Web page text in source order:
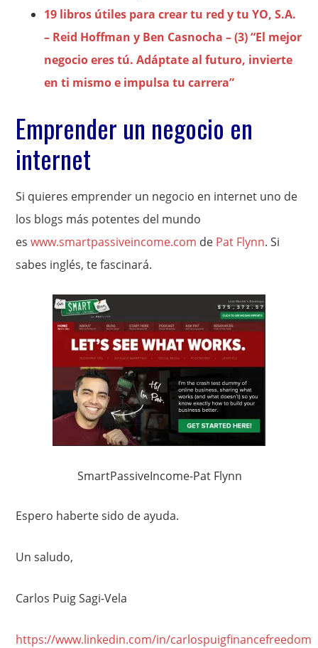
19 libros útiles para crear tu red y tu YO, S.A.
– Reid Hoffman y Ben Casnocha – (3) “El mejor
negocio eres tú. Adáptate al futuro, invierte
en ti mismo e impulsa tu carrera”
Emprender un negocio en
internet
Si quieres emprender un negocio en internet uno de
los blogs más potentes del mundo
eswww.smartpassiveincome.com de Pat Flynn. Si
sabes inglés, te fascinará.
SmartPassiveIncome-Pat Flynn
Espero haberte sido de ayuda.
Un saludo,
Carlos Puig Sagi-Vela
https://www.linkedin.com/in/carlospuigfinancefreedom